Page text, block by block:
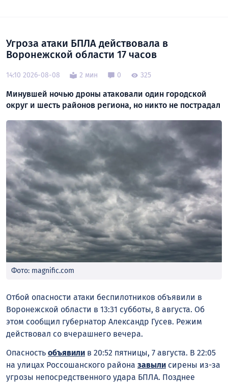
Угроза атаки БПЛА действовала в
Воронежской области 17 часов
14:10 2026-08-08 2 мин 0 325
Минувшей ночью дроны атаковали один городской
округ и шесть районов региона, но никто не пострадал
Фото: magnific.com
Отбой опасности атаки беспилотников объявили в
Воронежской области в 13:31 субботы, 8 августа. Об
этом сообщил губернатор Александр Гусев. Режим
действовал со вчерашнего вечера.
Опасность объявили в 20:52 пятницы, 7 августа. В 22:05
на улицах Россошанского района завыли сирены из-за
угрозы непосредственного удара БПЛА. Позднее